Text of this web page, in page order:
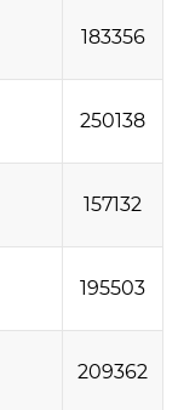
183356
250138
157132
195503
209362